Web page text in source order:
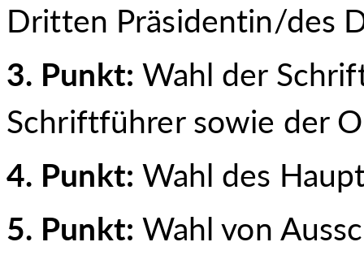
Dritten Präsidentin/des
3. Punkt: Wahl der
Schriftführer sowie der
4. Punkt: Wahl des
5. Punkt: Wahl von